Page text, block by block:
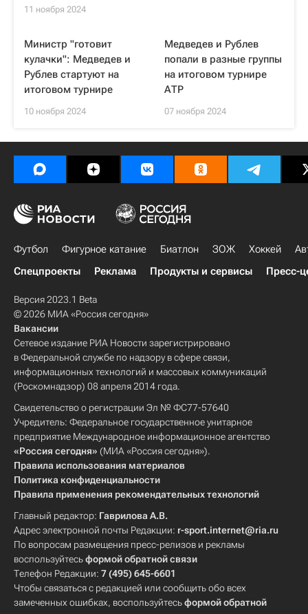
11 ноября 2024
Министр "готовит
кулачки": Медведев и
Рублев стартуют на
итоговом турнире
10 ноября 2024
Медведев и Рублев
попали в разные группы
на итоговом турнире
АТР
07 ноября 2024
Футбол Фигурное катание Биатлон ЗОЖ Хоккей
Спецпроекты
Реклама Продукты и сервисы Пресс-
Версия 2023.1 Beta
© 2026 МИА «Россия сегодня»
Вакансии
Сетевое издание РИА Новости зарегистрировано
в Федеральной службе по надзору в сфере связи,
информационных технологий и массовых коммуникаций
(Роскомнадзор) 08 апреля 2014 года.
Свидетельство о регистрации Эл № ФС77-57640
Учредитель: Федеральное государственное унитарное
предприятие Международное информационное агентство
«Россия сегодня» (МИА «Россия сегодня»).
Правила использования материалов
Политика конфиденциальности
Правила применения рекомендательных технологий
Главный редактор: Гаврилова А.В.
Адрес электронной почты Редакции: r-sport.internet@ria.ru
По вопросам размещения пресс-релизов и рекламы
воспользуйтесьформой обратной связи
Телефон Редакции: 7 (495) 645-6601
Чтобы связаться с редакцией или сообщить обо всех
замеченных ошибках, воспользуйтесьформой обратной